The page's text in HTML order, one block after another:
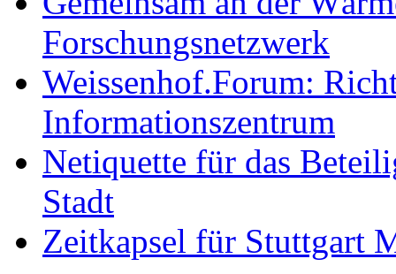
Forschungsnetzwerk
Weissenhof.Forum:
Informationszentrum
Netiquette für das
Stadt
Zeitkapsel für Stuttgart